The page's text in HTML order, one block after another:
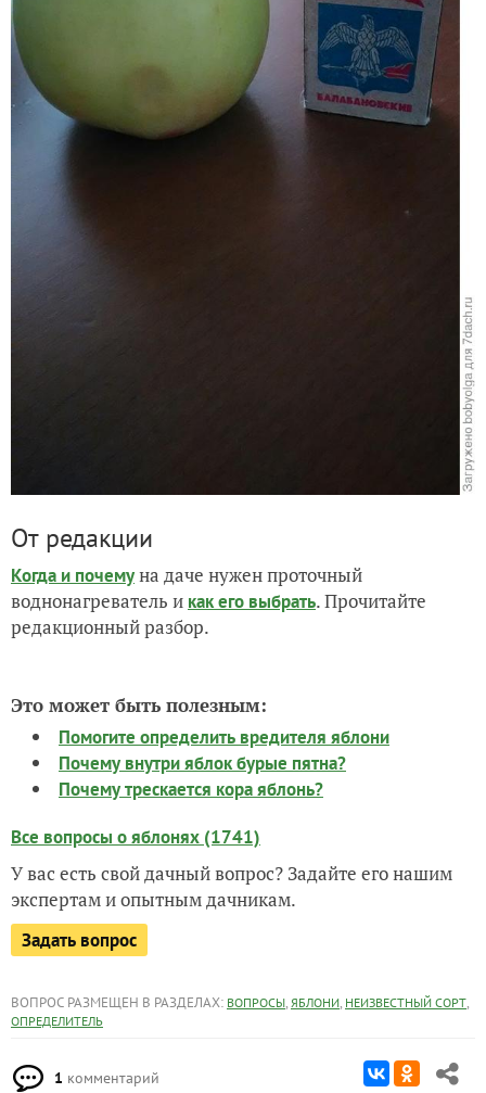
От редакции
Когда и почемуна даче нужен проточный
воднонагреватель и как его выбрать. Прочитайте
редакционный разбор.
Это может быть полезным:
Помогите определить вредителя яблони
Почему внутри яблок бурые пятна?
Почему трескается кора яблонь?
Все вопросы о яблонях (1741)
У вас есть свой дачный вопрос? Задайте его нашим
экспертам и опытным дачникам.
Задать вопрос
ВОПРОС РАЗМЕЩЕН В РАЗДЕЛАХ: ВОПРОСЫ, ЯБЛОНИ, НЕИЗВЕСТНЫЙ СОРТ,
ОПРЕДЕЛИТЕЛЬ
1 комментарий